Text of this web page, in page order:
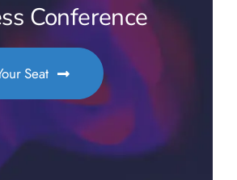
Conference
Seat